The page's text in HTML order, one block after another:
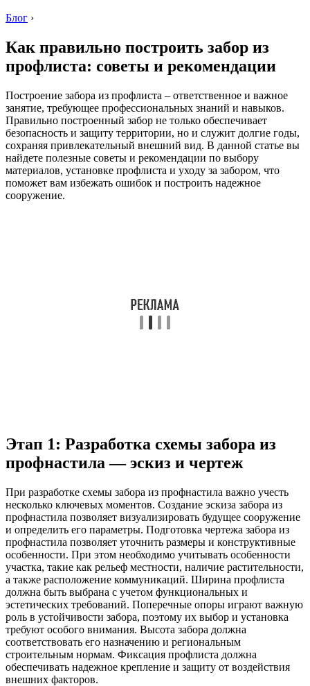
Блог ›
Как правильно построить забор из
профлиста: советы и рекомендации
Построение забора из профлиста – ответственное и важное
занятие, требующее профессиональных знаний и навыков.
Правильно построенный забор не только обеспечивает
безопасность и защиту территории, но и служит долгие годы,
сохраняя привлекательный внешний вид. В данной статье вы
найдете полезные советы и рекомендации по выбору
материалов, установке профлиста и уходу за забором, что
поможет вам избежать ошибок и построить надежное
сооружение.
Этап 1: Разработка схемы забора из
профнастила — эскиз и чертеж
При разработке схемы забора из профнастила важно учесть
несколько ключевых моментов. Создание эскиза забора из
профнастила позволяет визуализировать будущее сооружение
и определить его параметры. Подготовка чертежа забора из
профнастила позволяет уточнить размеры и конструктивные
особенности. При этом необходимо учитывать особенности
участка, такие как рельеф местности, наличие растительности,
а также расположение коммуникаций. Ширина профлиста
должна быть выбрана с учетом функциональных и
эстетических требований. Поперечные опоры играют важную
роль в устойчивости забора, поэтому их выбор и установка
требуют особого внимания. Высота забора должна
соответствовать его назначению и региональным
строительным нормам. Фиксация профлиста должна
обеспечивать надежное крепление и защиту от воздействия
внешних факторов.